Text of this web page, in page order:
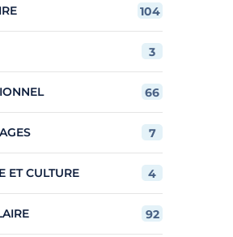
104
3
66
7
ET CULTURE 4
92